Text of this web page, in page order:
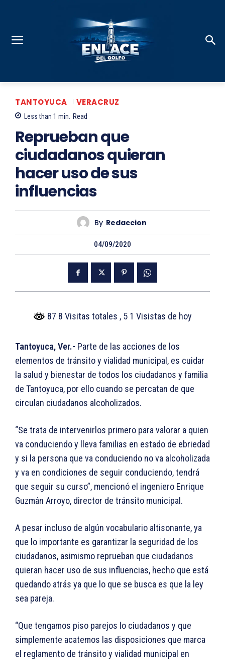
TANTOYUCA VERACRUZ
Less than 1 min. Read
Reprueban que
ciudadanos quieran
hacer uso de sus
influencias
By Redaccion
04/09/2020
87 8 Visitas totales , 5 1 Visistas de hoy
Tantoyuca, Ver.- Parte de las acciones de los
elementos de tránsito y vialidad municipal, es cuidar
la salud y bienestar de todos los ciudadanos y familia
de Tantoyuca, por ello cuando se percatan de que
circulan ciudadanos alcoholizados.
“Se trata de intervenirlos primero para valorar a quien
va conduciendo y lleva familias en estado de ebriedad
y si la persona que va conduciendo no va alcoholizada
y va en condiciones de seguir conduciendo, tendrá
que seguir su curso”, mencionó el ingeniero Enrique
Guzmán Arroyo, director de tránsito municipal.
A pesar incluso de algún vocabulario altisonante, ya
que lo importante es garantizar la seguridad de los
ciudadanos, asimismo reprueban que ciudadanos
quieran hacer uso de sus influencias, hecho que está
quedando atrás ya que lo que se busca es que la ley
sea pareja.
“Que tengamos piso parejos lo ciudadanos y que
simplemente acatemos las disposiciones que marca
el reglamento de tránsito y vialidad municipal en